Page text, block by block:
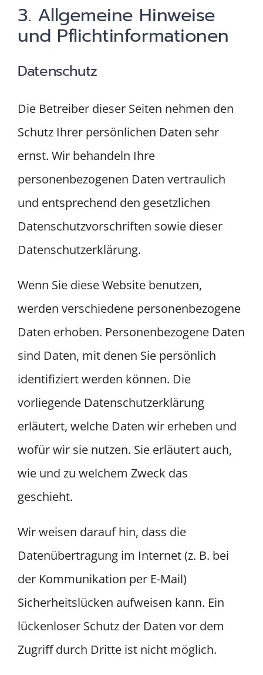
3. Allgemeine Hinweise
und Pflicht­informationen
Datenschutz
Die Betreiber dieser Seiten nehmen den
Schutz Ihrer persönlichen Daten sehr
ernst. Wir behandeln Ihre
personenbezogenen Daten vertraulich
und entsprechend den gesetzlichen
Datenschutzvorschriften sowie dieser
Datenschutzerklärung.
Wenn Sie diese Website benutzen,
werden verschiedene personenbezogene
Daten erhoben. Personenbezogene Daten
sind Daten, mit denen Sie persönlich
identifiziert werden können. Die
vorliegende Datenschutzerklärung
erläutert, welche Daten wir erheben und
wofür wir sie nutzen. Sie erläutert auch,
wie und zu welchem Zweck das
geschieht.
Wir weisen darauf hin, dass die
Datenübertragung im Internet (z. B. bei
der Kommunikation per E-Mail)
Sicherheitslücken aufweisen kann. Ein
lückenloser Schutz der Daten vor dem
Zugriff durch Dritte ist nicht möglich.